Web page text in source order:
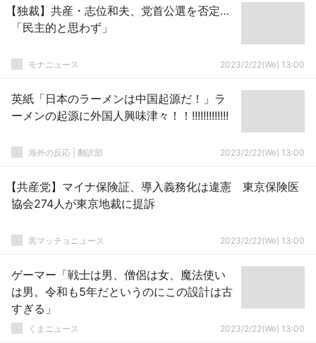
【独裁】共産・志位和夫、党首公選を否定…
「民主的と思わず」
モナニュース 2023/2/22(We) 13:00
英紙「日本のラーメンは中国起源だ！」ラ
ーメンの起源に外国人興味津々！！!!!!!!!!!!!!!
海外の反応 | 翻訳部 2023/2/22(We) 13:00
【共産党】マイナ保険証、導入義務化は違憲 東京保険医
協会274人が東京地裁に提訴
黒マッチョニュース 2023/2/22(We) 13:00
ゲーマー「戦士は男、僧侶は女、魔法使い
は男。令和も5年だというのにこの設計は古
すぎる」
くまニュース 2023/2/22(We) 13:00